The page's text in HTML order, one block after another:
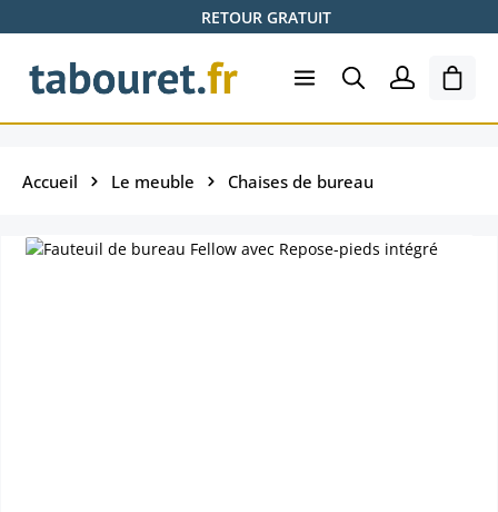
Passer au contenu principalRETOUR GRATUIT
Le
Accueil Le meuble Chaises de bureau